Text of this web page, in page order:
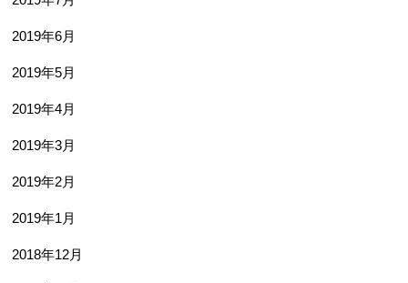
2019年6月
2019年5月
2019年4月
2019年3月
2019年2月
2019年1月
2018年12月